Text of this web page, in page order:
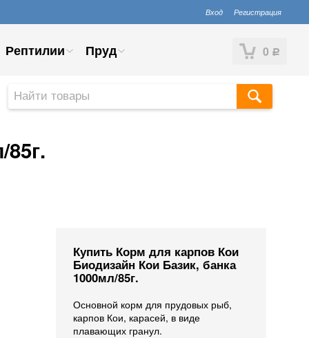
Вход Регистрация
0 Р
Рептилии Пруд
Купить Корм для карпов Кои
Биодизайн Кои Базик, банка
1000мл/85г.
Основной корм для прудовых рыб,
карпов Кои, карасей, в виде
плавающих гранул.